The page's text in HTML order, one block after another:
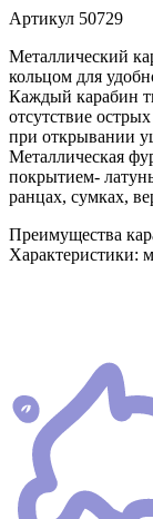
Артикул 50729
Металлический
кольцом для
Каждый карабин
отсутствие
при открывании
Металлическая
покрытием-
ранцах, сумках,
Преимущества
Характеристики: